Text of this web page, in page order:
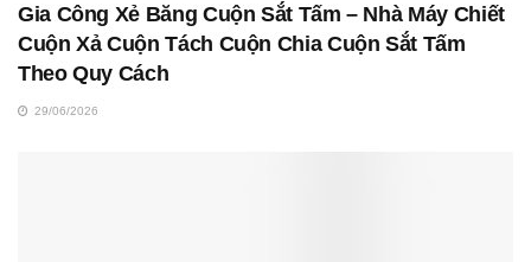
Gia Công Xẻ Băng Cuộn Sắt Tấm – Nhà Máy Chiết
Cuộn Xả Cuộn Tách Cuộn Chia Cuộn Sắt Tấm
Theo Quy Cách
29/06/2026